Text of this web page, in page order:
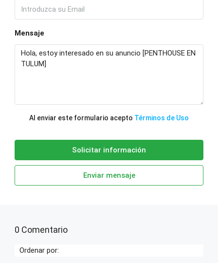
Mensaje
Al enviar este formulario acepto Términos de Uso
Solicitar información
Enviar mensaje
0 Comentario
Ordenar por: